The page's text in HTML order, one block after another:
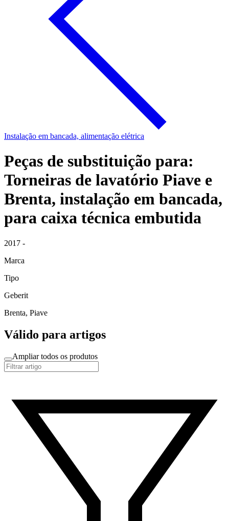
Instalação em bancada, alimentação elétrica
Peças de substituição para:
Torneiras de lavatório Piave e
Brenta, instalação em bancada,
para caixa técnica embutida
2017 -
Marca
Tipo
Geberit
Brenta, Piave
Válido para artigos
Ampliar todos os produtos